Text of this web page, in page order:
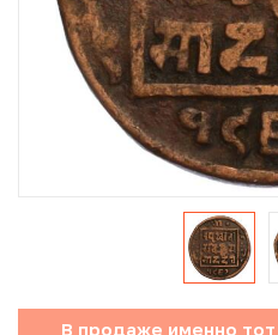
Юбилейные монеты Банка
Памятные и
Иностранные монеты
Неофициальные выпуски
Античные и средневековые
Наборы монет
В продаже именно